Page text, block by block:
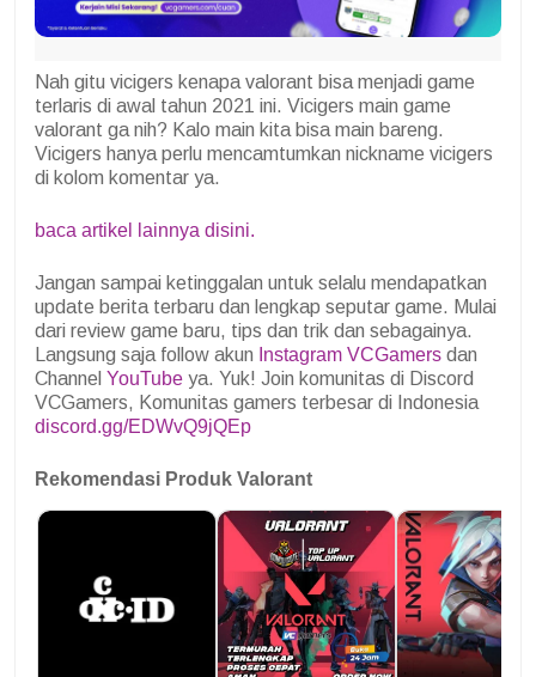
Nah gitu vicigers kenapa valorant bisa menjadi game
terlaris di awal tahun 2021 ini. Vicigers main game
valorant ga nih? Kalo main kita bisa main bareng.
Vicigers hanya perlu mencamtumkan nickname vicigers
di kolom komentar ya.
baca artikel lainnya disini.
Jangan sampai ketinggalan untuk selalu mendapatkan
update berita terbaru dan lengkap seputar game. Mulai
dari review game baru, tips dan trik dan sebagainya.
Langsung saja follow akun Instagram VCGamers dan
Channel YouTube ya. Yuk! Join komunitas di Discord
VCGamers, Komunitas gamers terbesar di Indonesia
discord.gg/EDWvQ9jQEp
Rekomendasi Produk Valorant